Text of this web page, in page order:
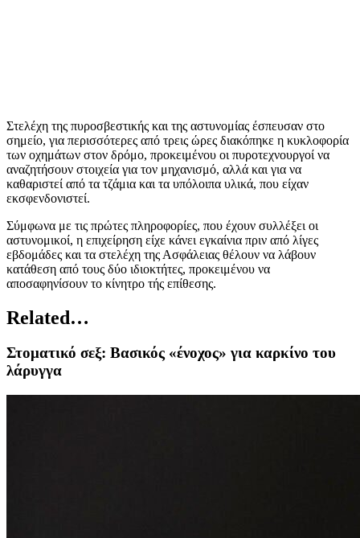
Στελέχη της πυροσβεστικής και της αστυνομίας έσπευσαν στο
σημείο, για περισσότερες από τρεις ώρες διακόπηκε η κυκλοφορία
των οχημάτων στον δρόμο, προκειμένου οι πυροτεχνουργοί να
αναζητήσουν στοιχεία για τον μηχανισμό, αλλά και για να
καθαριστεί από τα τζάμια και τα υπόλοιπα υλικά, που είχαν
εκσφενδονιστεί.
Σύμφωνα με τις πρώτες πληροφορίες, που έχουν συλλέξει οι
αστυνομικοί, η επιχείρηση είχε κάνει εγκαίνια πριν από λίγες
εβδομάδες και τα στελέχη της Ασφάλειας θέλουν να λάβουν
κατάθεση από τους δύο ιδιοκτήτες, προκειμένου να
αποσαφηνίσουν το κίνητρο τής επίθεσης.
Related…
Στοματικό σεξ: Βασικός «ένοχος» για καρκίνο του
λάρυγγα